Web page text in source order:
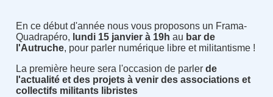
En ce début d'année nous vous proposons un Frama-
Quadrapéro, lundi 15 janvier à 19h au bar de
l'Autruche, pour parler numérique libre et militantisme !
La première heure sera l'occasion de parler de
l'actualité et des projets à venir des associations et
collectifs militants libristes